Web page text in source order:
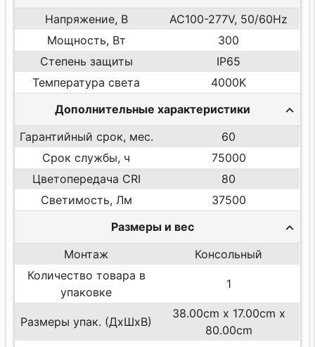
Напряжение, В
AC100-277V, 50/60Hz
Мощность, Вт
300
Степень защиты
IP65
Температура света
4000K
Дополнительные характеристики
Гарантийный срок, мес.
60
Срок службы, ч
75000
Цветопередача CRI
80
Светимость, Лм
37500
Размеры и вес
Монтаж
Консольный
Количество товара в
упаковке
1
Размеры упак. (ДхШхВ)
38.00cm x 17.00cm x
80.00cm